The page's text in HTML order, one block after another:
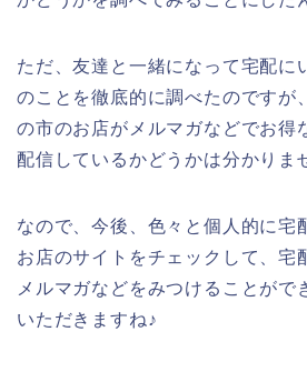
ただ、友達と一緒になって宅配に
のことを徹底的に調べたのですが
の市のお店がメルマガなどでお得
配信しているかどうかは分かりま
なので、今後、色々と個人的に宅
お店のサイトをチェックして、宅
メルマガなどをみつけることがで
いただきますね♪